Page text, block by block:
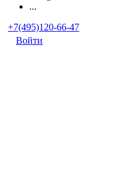
...
+7(495)120-66-47
Войти